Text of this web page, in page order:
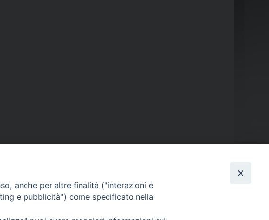
Mercoledì e Sabato
anche per altre finalità ("interazioni e
e pubblicità") come specificato nella